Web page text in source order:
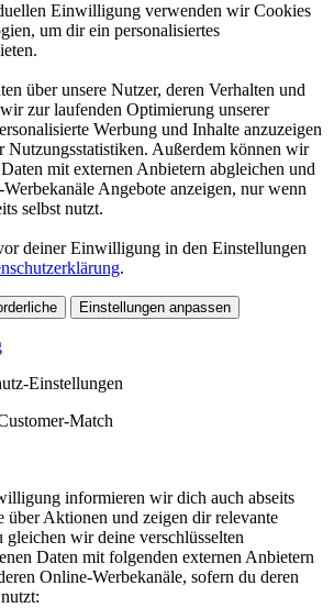
Einwilligung verwenden wir Cookies
um dir ein personalisiertes
über unsere Nutzer, deren Verhalten und
zur laufenden Optimierung unserer
Werbung und Inhalte anzuzeigen
Nutzungsstatistiken. Außerdem können wir
mit externen Anbietern abgleichen und
Angebote anzeigen, nur wenn
selbst nutzt.
deiner Einwilligung in den Einstellungen
.
Einstellungen anpassen
Einstellungen
Match
informieren wir dich auch abseits
über Aktionen und zeigen dir relevante
gleichen wir deine verschlüsselten
Daten mit folgenden externen Anbietern
Online-Werbekanäle, sofern du deren